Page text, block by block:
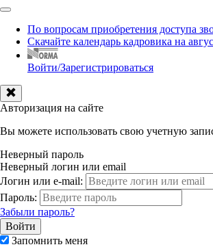
По вопросам приобретения доступа
Скачайте календарь кадровика на
Войти/Зарегистрироваться
Авторизация на сайте
Вы можете использовать свою учетную
Неверный пароль
Неверный логин или email
Логин или e-mail:
Пароль:
Забыли пароль?
Запомнить меня